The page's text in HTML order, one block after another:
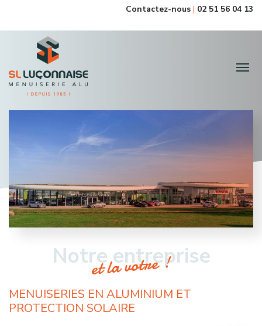
Contactez-nous | 02 51 56 04 13
Notre entreprise
et la votre !
MENUISERIES EN ALUMINIUM ET
PROTECTION SOLAIRE